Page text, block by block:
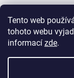
Tento web
tohoto webu
informací zde.
Copyright (c)